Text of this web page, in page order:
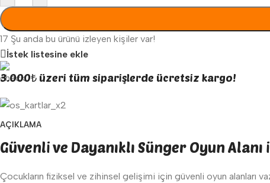
17 Şu anda bu ürünü izleyen kişiler var!
İstek listesine ekle
3.000₺ üzeri tüm siparişlerde ücretsiz kargo!
AÇIKLAMA
Güvenli ve Dayanıklı Sünger Oyun
Çocukların fiziksel ve zihinsel gelişimi için güvenli oyun alanları